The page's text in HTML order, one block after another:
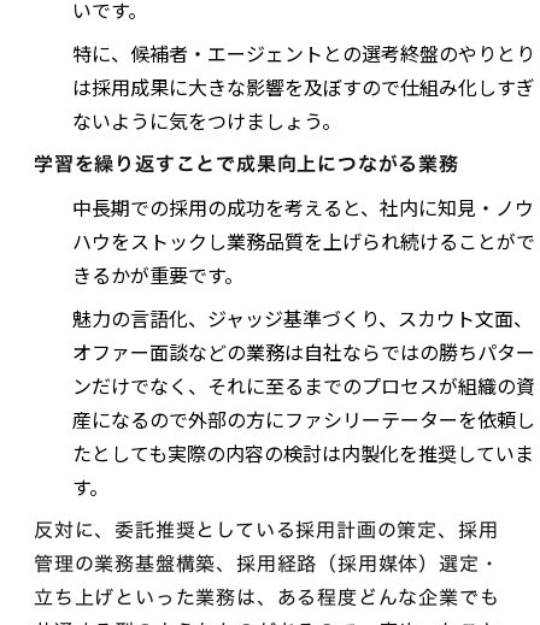
いです。
特に、候補者・エージェントとの選考終盤のやりとり
は採用成果に大きな影響を及ぼすので仕組み化しすぎ
ないように気をつけましょう。
学習を繰り返すことで成果向上につながる業務
中長期での採用の成功を考えると、社内に知見・ノウ
ハウをストックし業務品質を上げられ続けることがで
きるかが重要です。
魅力の言語化、ジャッジ基準づくり、スカウト文面、
オファー面談などの業務は自社ならではの勝ちパター
ンだけでなく、それに至るまでのプロセスが組織の資
産になるので外部の方にファシリーテーターを依頼し
たとしても実際の内容の検討は内製化を推奨していま
す。
反対に、委託推奨としている採用計画の策定、採用
管理の業務基盤構築、採用経路（採用媒体）選定・
立ち上げといった業務は、ある程度どんな企業でも